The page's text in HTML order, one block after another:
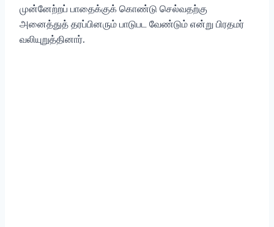
முன்னேற்றப் பாதைக்குக் கொண்டு செல்வதற்கு
அனைத்துத் தரப்பினரும் பாடுபட வேண்டும் என்று பிரதமர்
வலியுறுத்தினார்.